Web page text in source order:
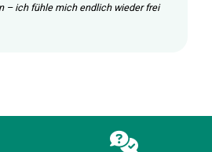
– ich fühle mich endlich wieder frei